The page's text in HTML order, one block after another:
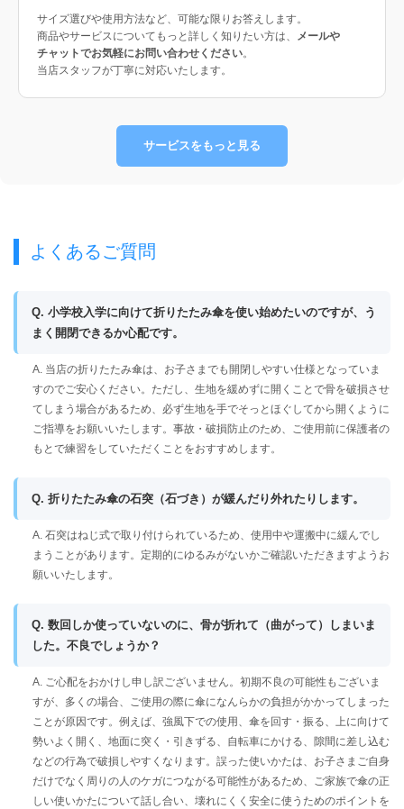
サイズ選びや使用方法など、可能な限りお答えします。
商品やサービスについてもっと詳しく知りたい方は、
メールや
チャットでお気軽にお問い合わせください。
当店スタッフが丁寧に対応いたします。
サービスをもっと見る
よくあるご質問
Q. 小学校入学に向けて折りたたみ傘を使い始めたいのですが、う
まく開閉できるか心配です。
A. 当店の折りたたみ傘は、お子さまでも開閉しやすい仕様となっていま
すのでご安心ください。ただし、生地を緩めずに開くことで骨を破損させ
てしまう場合があるため、必ず生地を手でそっとほぐしてから開くように
ご指導をお願いいたします。事故・破損防止のため、ご使用前に保護者の
もとで練習をしていただくことをおすすめします。
Q. 折りたたみ傘の石突（石づき）が緩んだり外れたりします。
A. 石突はねじ式で取り付けられているため、使用中や運搬中に緩んでし
まうことがあります。定期的にゆるみがないかご確認いただきますようお
願いいたします。
Q. 数回しか使っていないのに、骨が折れて（曲がって）しまいま
した。不良でしょうか？
A. ご心配をおかけし申し訳ございません。初期不良の可能性もございま
すが、多くの場合、ご使用の際に傘になんらかの負担がかかってしまった
ことが原因です。例えば、強風下での使用、傘を回す・振る、上に向けて
勢いよく開く、地面に突く・引きずる、自転車にかける、隙間に差し込む
などの行為で破損しやすくなります。誤った使いかたは、お子さまご自身
だけでなく周りの人のケガにつながる可能性があるため、ご家族で傘の正
しい使いかたについて話し合い、壊れにくく安全に使うためのポイントを